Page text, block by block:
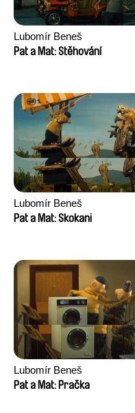
Lubomír Beneš
Pat a Mat: Stěhování
Lubomír Beneš
Pat a Mat: Skokani
Lubomír Beneš
Pat a Mat: Pračka